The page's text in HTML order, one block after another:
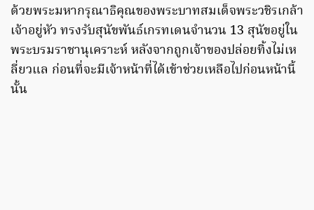
ด้วยพระมหากรุณาธิคุณของพระบาทสมเด็จพระวชิรเกล้า
เจ้าอยู่หัว ทรงรับสุนัขพันธ์เกรทเดนจำนวน 13 สุนัขอยู่ใน
พระบรมราชานุเคราะห์ หลังจากถูกเจ้าของปล่อยทิ้งไม่เห
ลี่ยวแล ก่อนที่จะมีเจ้าหน้าที่ได้เข้าช่วยเหลือไปก่อนหน้านี้
นั้น